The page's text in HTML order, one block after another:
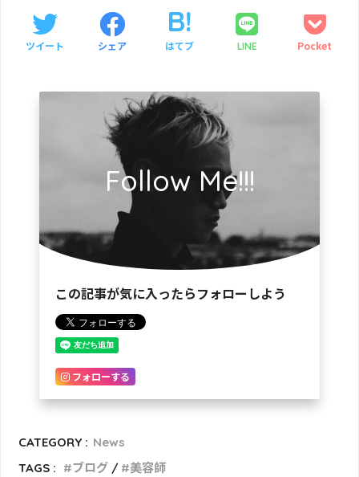
ツイート シェア はてブ LINE Pocket
Follow Me!!!
この記事が気に入ったらフォローしよう
フォローする
CATEGORY : News
TAGS :
ブログ 美容師